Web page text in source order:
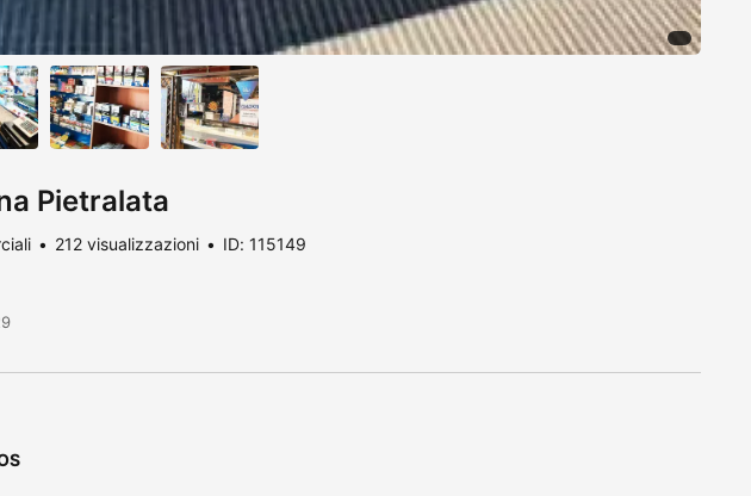
Pietralata
212 visualizzazioni ID: 115149